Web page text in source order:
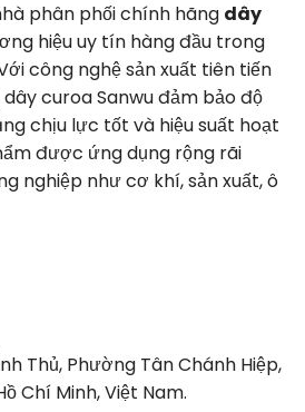
phân phối chính hãng dây
hiệu uy tín hàng đầu trong
công nghệ sản xuất tiên tiến
curoa Sanwu đảm bảo độ
chịu lực tốt và hiệu suất hoạt
được ứng dụng rộng rãi
nghiệp như cơ khí, sản xuất, ô
Thủ, Phường Tân Chánh Hiệp,
Chí Minh, Việt Nam.